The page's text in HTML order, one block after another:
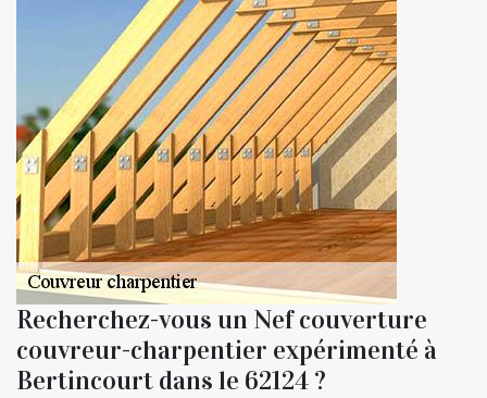
Recherchez-vous un Nef couverture
couvreur-charpentier expérimenté à
Bertincourt dans le 62124 ?